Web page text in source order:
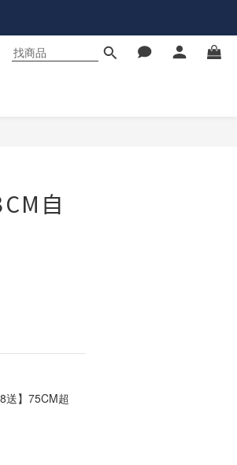
自
送】75CM超